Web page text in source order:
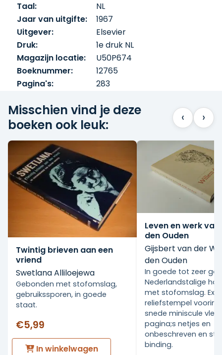
Taal:
NL
Jaar van uitgifte:
1967
Uitgever:
Elsevier
Druk:
1e druk NL
Magazijn locatie:
U50P674
Boeknummer:
12765
Pagina's:
283
Misschien vind je deze
boeken ook leuk:
‹ ›
Twintig brieven aan een
vriend
Swetlana Alliloejewa
Gebonden met stofomslag,
gebruikssporen, in goede
staat.
€5,99
In winkelwagen
Leven en werk van
den Ouden
Gijsbert van der
den Ouden
In goede tot zeer
Nederlandstalige
met stofomslag. Ex
reliefstempel voorin.
snede miniscule
pagina;s netjes en
onbeschreven en
binding.